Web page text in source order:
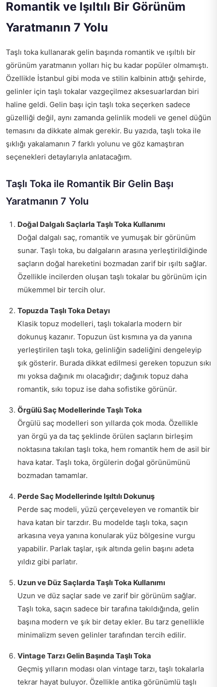
Romantik ve Işıltılı Bir Görünüm
Yaratmanın 7 Yolu
Taşlı toka kullanarak gelin başında romantik ve ışıltılı bir
görünüm yaratmanın yolları hiç bu kadar popüler olmamıştı.
Özellikle İstanbul gibi moda ve stilin kalbinin attığı şehirde,
gelinler için taşlı tokalar vazgeçilmez aksesuarlardan biri
haline geldi. Gelin başı için taşlı toka seçerken sadece
güzelliği değil, aynı zamanda gelinlik modeli ve genel düğün
temasını da dikkate almak gerekir. Bu yazıda, taşlı toka ile
şıklığı yakalamanın 7 farklı yolunu ve göz kamaştıran
seçenekleri detaylarıyla anlatacağım.
Taşlı Toka ile Romantik Bir Gelin Başı
Yaratmanın 7 Yolu
Doğal Dalgalı Saçlarla Taşlı Toka Kullanımı
Doğal dalgalı saç, romantik ve yumuşak bir görünüm
sunar. Taşlı toka, bu dalgaların arasına yerleştirildiğinde
saçların doğal hareketini bozmadan zarif bir ışıltı sağlar.
Özellikle incilerden oluşan taşlı tokalar bu görünüm için
mükemmel bir tercih olur.
Topuzda Taşlı Toka Detayı
Klasik topuz modelleri, taşlı tokalarla modern bir
dokunuş kazanır. Topuzun üst kısmına ya da yanına
yerleştirilen taşlı toka, gelinliğin sadeliğini dengeleyip
şık gösterir. Burada dikkat edilmesi gereken topuzun sıkı
mı yoksa dağınık mı olacağıdır; dağınık topuz daha
romantik, sıkı topuz ise daha sofistike görünür.
Örgülü Saç Modellerinde Taşlı Toka
Örgülü saç modelleri son yıllarda çok moda. Özellikle
yan örgü ya da taç şeklinde örülen saçların birleşim
noktasına takılan taşlı toka, hem romantik hem de asil bir
hava katar. Taşlı toka, örgülerin doğal görünümünü
bozmadan tamamlar.
Perde Saç Modellerinde Işıltılı Dokunuş
Perde saç modeli, yüzü çerçeveleyen ve romantik bir
hava katan bir tarzdır. Bu modelde taşlı toka, saçın
arkasına veya yanına konularak yüz bölgesine vurgu
yapabilir. Parlak taşlar, ışık altında gelin başını adeta
yıldız gibi parlatır.
Uzun ve Düz Saçlarda Taşlı Toka Kullanımı
Uzun ve düz saçlar sade ve zarif bir görünüm sağlar.
Taşlı toka, saçın sadece bir tarafına takıldığında, gelin
başına modern ve şık bir detay ekler. Bu tarz genellikle
minimalizm seven gelinler tarafından tercih edilir.
Vintage Tarzı Gelin Başında Taşlı Toka
Geçmiş yılların modası olan vintage tarzı, taşlı tokalarla
tekrar hayat buluyor. Özellikle antika görünümlü taşlı